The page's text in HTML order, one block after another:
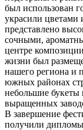
был использован
украсили цветами
представлено
сочными,
центре
жизни был
нашего региона и
южных районах
небольшие букеты
выращенных
В завершение
получили дипломы